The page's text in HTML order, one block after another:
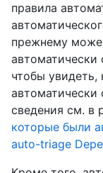
правила
прежнему
автоматически
чтобы
автоматически
сведения см. в
которые были
auto-triage